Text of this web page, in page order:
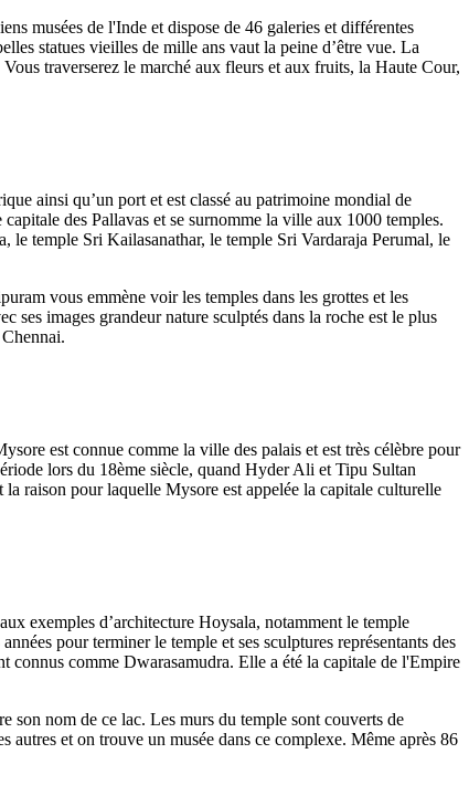
musées de l'Inde et dispose de 46 galeries et différentes
statues vieilles de mille ans vaut la peine d’être vue. La
traverserez le marché aux fleurs et aux fruits, la Haute Cour,
ainsi qu’un port et est classé au patrimoine mondial de
des Pallavas et se surnomme la ville aux 1000 temples.
le temple Sri Kailasanathar, le temple Sri Vardaraja Perumal, le
vous emmène voir les temples dans les grottes et les
ses images grandeur nature sculptés dans la roche est le plus
est connue comme la ville des palais et est très célèbre pour
lors du 18ème siècle, quand Hyder Ali et Tipu Sultan
raison pour laquelle Mysore est appelée la capitale culturelle
exemples d’architecture Hoysala, notamment le temple
pour terminer le temple et ses sculptures représentants des
connus comme Dwarasamudra. Elle a été la capitale de l'Empire
nom de ce lac. Les murs du temple sont couverts de
autres et on trouve un musée dans ce complexe. Même après 86